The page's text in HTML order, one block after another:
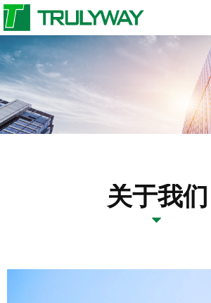
뀓
关于我们